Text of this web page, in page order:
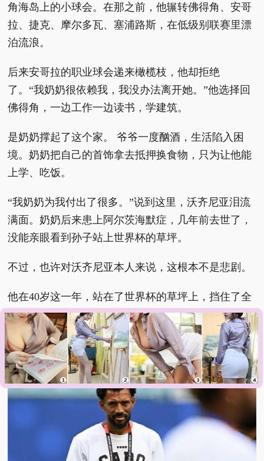
角海岛上的小球会。在那之前，他辗转佛得角、安哥
拉、捷克、摩尔多瓦、塞浦路斯，在低级别联赛里漂
泊流浪。
后来安哥拉的职业球会递来橄榄枝，他却拒绝
了。“我奶奶很依赖我，我没办法离开她。”他选择回
佛得角，一边工作一边读书，学建筑。
是奶奶撑起了这个家。 爷爷一度酗酒，生活陷入困
境。奶奶把自己的首饰拿去抵押换食物，只为让他能
上学、吃饭。
“我奶奶为我付出了很多。”说到这里，沃齐尼亚泪流
满面。奶奶后来患上阿尔茨海默症，几年前去世了，
没能亲眼看到孙子站上世界杯的草坪。
不过，也许对沃齐尼亚本人来说，这根本不是悲剧。
他在40岁这一年，站在了世界杯的草坪上，挡住了全
世界最强的攻击线之一。那些神扑会被永久保存。一
个被小17岁的年轻人顶替的自由球员，依然可以有属
于他的路。